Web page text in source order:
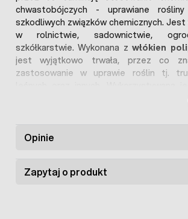
chwastobójczych - uprawiane
szkodliwych związków chemicznych.
w rolnictwie, sadownictwie,
szkółkarstwie. Wykonana z włókien
jest wyjątkowo trwała, przez co
zastosowanie w uprawie roślin tj.
, kamyczki
Agrotkanina pod uprawę roślin
pulchność gleby, tym samym pozwala
Opinie
Zapytaj o produkt